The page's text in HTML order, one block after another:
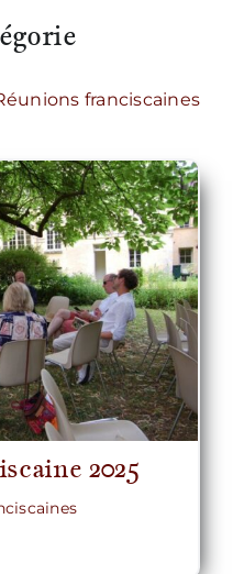
franciscaines
2025